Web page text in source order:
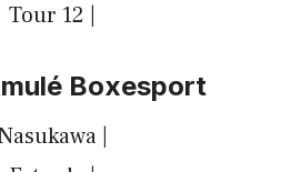
Tour 12 |
Boxesport
|